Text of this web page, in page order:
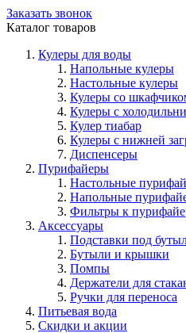
Заказать звонок
Каталог товаров
Кулеры для воды
Напольные кулеры
Настольные кулеры
Кулеры со
Кулеры с
Кулер тиабар
Кулеры с нижней
Диспенсеры
Пурифайеры
Настольные
Напольные
Фильтры к
Аксессуары
Подставки под
Бутыли и крышки
Помпы
Держатели для
Ручки для переноса
Питьевая вода
Скидки и акции